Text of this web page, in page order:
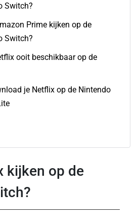
Switch?
Prime kijken op de
Switch?
ooit beschikbaar op de
je Netflix op de Nintendo
kijken op de